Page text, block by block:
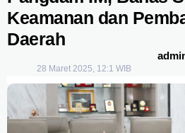
Keamanan dan
Daerah
28 Maret 2025, 12:1 WIB